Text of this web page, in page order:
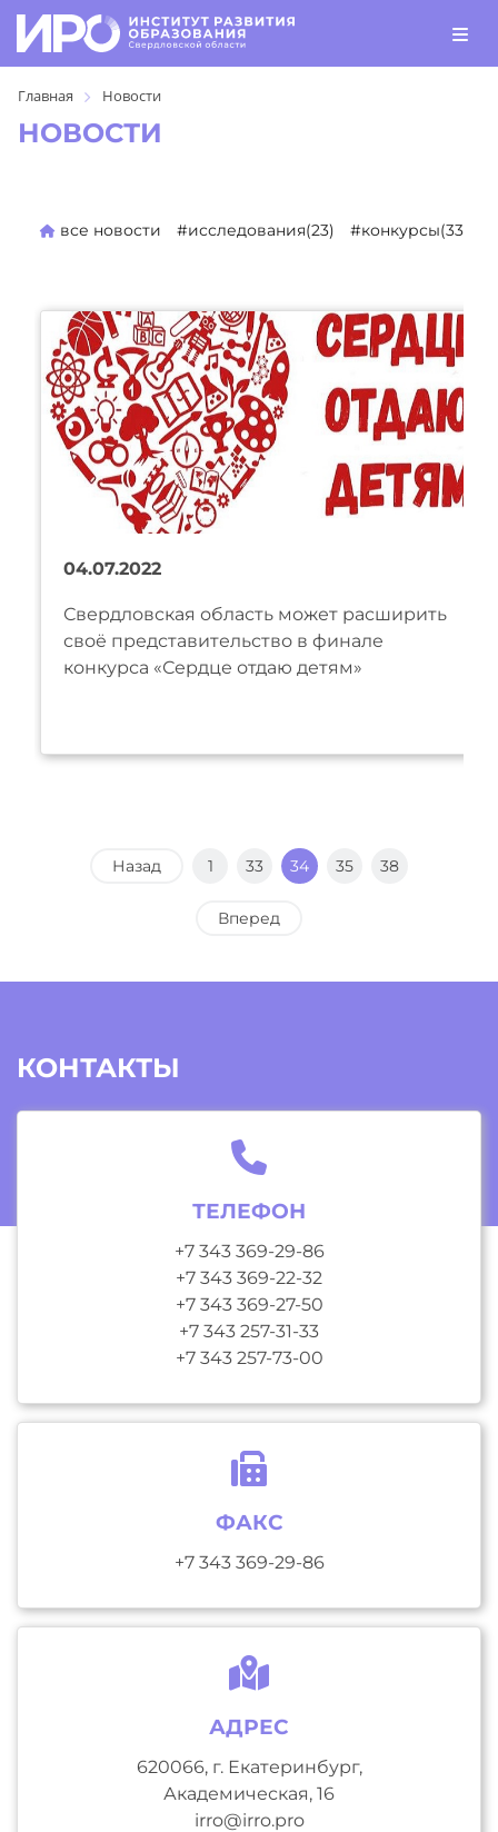
Главная Новости
НОВОСТИ
все новости #исследования(23) #конкурсы(330)
04.07.2022
Свердловская область может расширить
своё представительство в финале
конкурса «Сердце отдаю детям»
Назад 1 33 34 35 38
Вперед
КОНТАКТЫ
ТЕЛЕФОН
+7 343 369-29-86
+7 343 369-22-32
+7 343 369-27-50
+7 343 257-31-33
+7 343 257-73-00
ФАКС
+7 343 369-29-86
АДРЕС
620066, г. Екатеринбург,
Академическая, 16
irro@irro.pro